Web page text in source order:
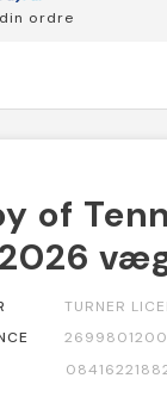
ordre
of
2026
TURNER